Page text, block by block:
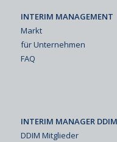
INTERIM MANAGEMENT
Markt
für Unternehmen
FAQ
INTERIM MANAGER DDIM
DDIM Mitglieder